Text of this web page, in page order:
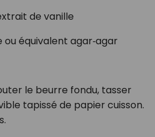
de vanille
équivalent agar‑agar
le beurre fondu, tasser
tapissé de papier cuisson.